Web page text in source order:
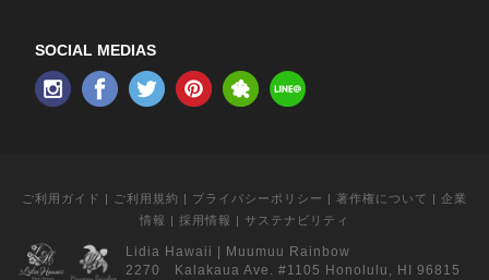
SOCIAL MEDIAS
ご利用ガイド | ご利用規約 | プライバシーポリシー | 著作権について | 企業
情報 | 採用情報 | サステナビリティ
Lidia Hawaii
Muumuu Rainbow
2270 Kalakaua Ave. #1105 Honolulu, HI 96815